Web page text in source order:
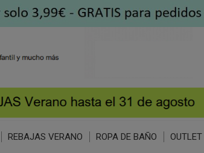
REBAJAS VERANO ROPA DE BAÑO OUTLET